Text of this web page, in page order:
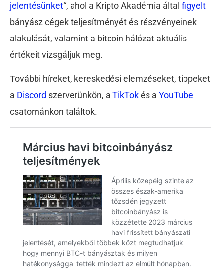
jelentésünket“, ahol a Kripto Akadémia által figyelt
bányász cégek teljesítményét és részvényeinek
alakulását, valamint a bitcoin hálózat aktuális
értékeit vizsgáljuk meg.
További híreket, kereskedési elemzéseket, tippeket
a Discord szerverünkön, a TikTokés a YouTube
csatornánkon találtok.